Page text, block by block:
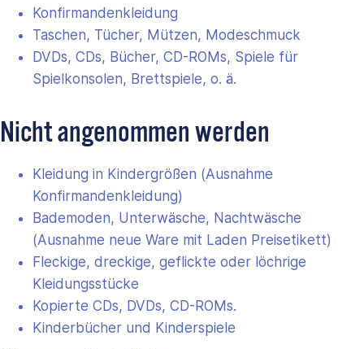
Konfirmandenkleidung
Taschen, Tücher, Mützen, Modeschmuck
DVDs, CDs, Bücher, CD-ROMs, Spiele für
Spielkonsolen, Brettspiele, o. ä.
Nicht angenommen werden
Kleidung in Kindergrößen (Ausnahme
Konfirmandenkleidung)
Bademoden, Unterwäsche, Nachtwäsche
(Ausnahme neue Ware mit Laden Preisetikett)
Fleckige, dreckige, geflickte oder löchrige
Kleidungsstücke
Kopierte CDs, DVDs, CD-ROMs.
Kinderbücher und Kinderspiele